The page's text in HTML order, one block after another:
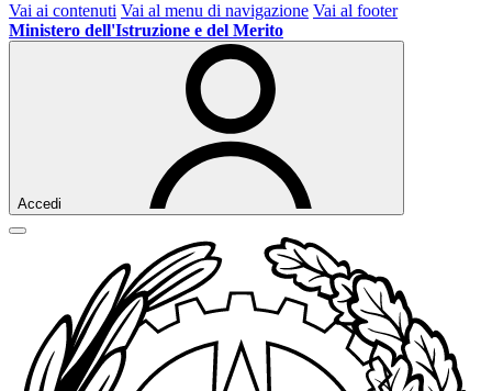
Vai ai contenuti Vai al menu di navigazione Vai al footer
Ministero dell'Istruzione e del Merito
Accedi